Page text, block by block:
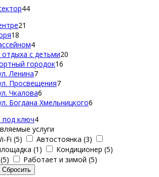
44
21
18
4
с детьми20
городок16
Ленина7
Просвещения7
Чкалова6
Богдана Хмельницкого6
под ключ4
услуги
Fi (5)
Автостоянка (3)
(1)
Кондиционер (5)
Работает и зимой (5)